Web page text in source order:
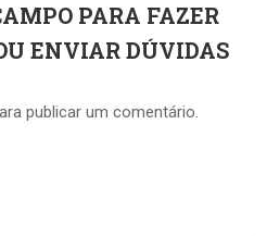
PARA FAZER
ENVIAR DÚVIDAS
publicar um comentário.